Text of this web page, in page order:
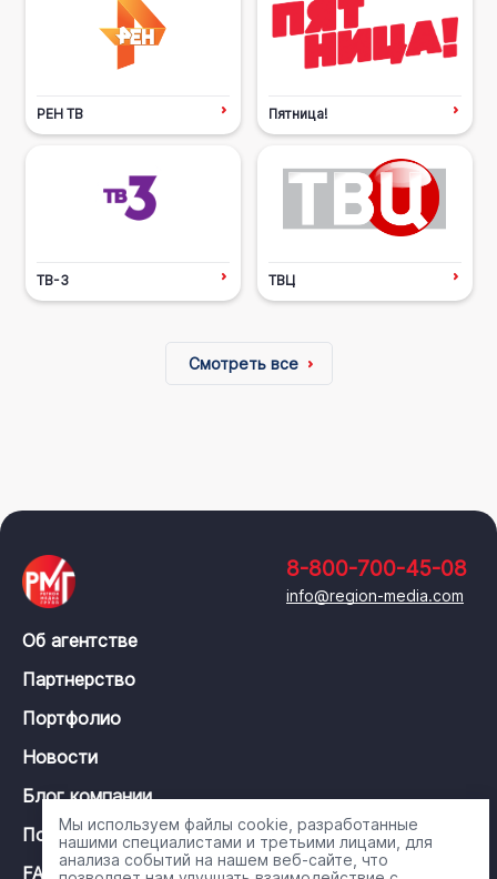
РЕН ТВ Пятница!
ТВ-3 ТВЦ
Смотреть все
8-800-700-45-08
info@region-media.com
Об агентстве
Партнерство
Портфолио
Новости
Блог компании
Политика конфиденциальности
FAQ
Мы используем файлы cookie, разработанные
нашими специалистами и третьими лицами, для
анализа событий на нашем веб-сайте, что